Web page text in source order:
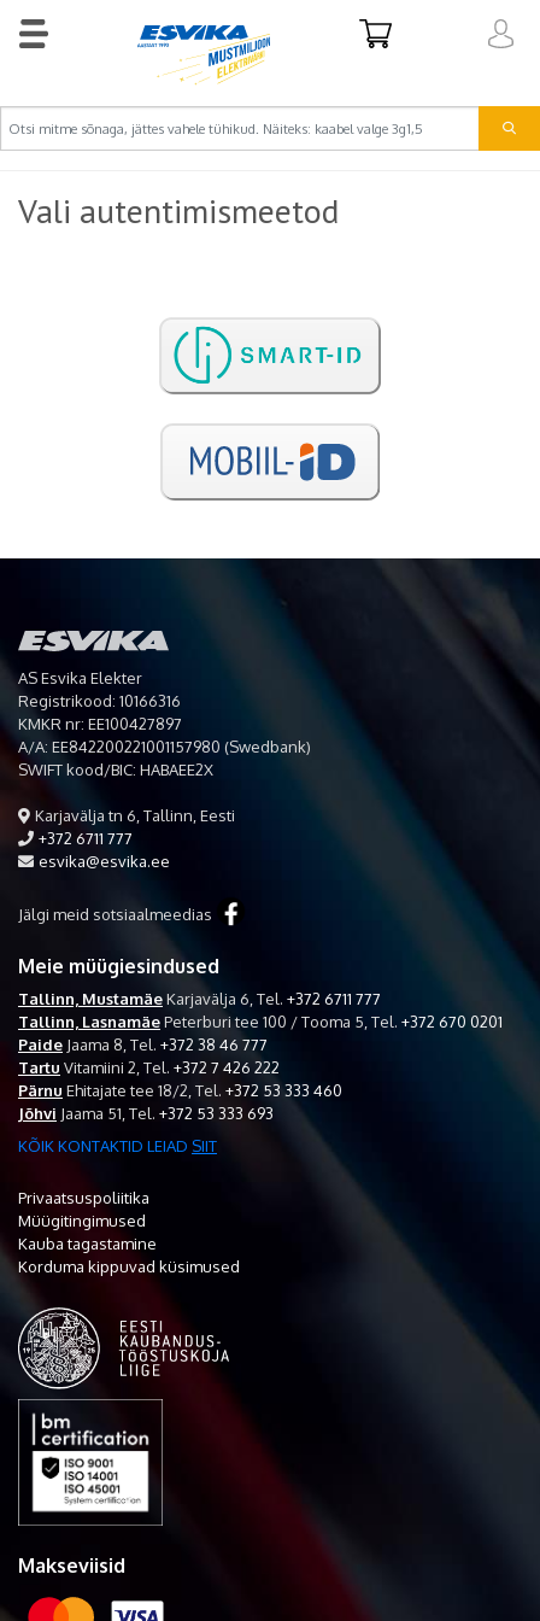
Vali autentimismeetod
AS Esvika Elekter
Registrikood: 10166316
KMKR nr: EE100427897
A/A: EE842200221001157980 (Swedbank)
SWIFT kood/BIC: HABAEE2X
Karjavälja tn 6, Tallinn, Eesti
+372 6711 777
esvika@esvika.ee
Jälgi meid sotsiaalmeedias
Meie müügiesindused
Tallinn, MustamäeKarjavälja 6, Tel. +372 6711 777
Tallinn, LasnamäePeterburi tee 100 / Tooma 5, Tel. +372 670 0201
Paide Jaama 8, Tel. +372 38 46 777
Tartu Vitamiini 2, Tel. +372 7 426 222
Pärnu Ehitajate tee 18/2, Tel. +372 53 333 460
Jõhvi Jaama 51, Tel. +372 53 333 693
KÕIK KONTAKTID LEIAD SIIT
Privaatsuspoliitika
Müügitingimused
Kauba tagastamine
Korduma kippuvad küsimused
Makseviisid